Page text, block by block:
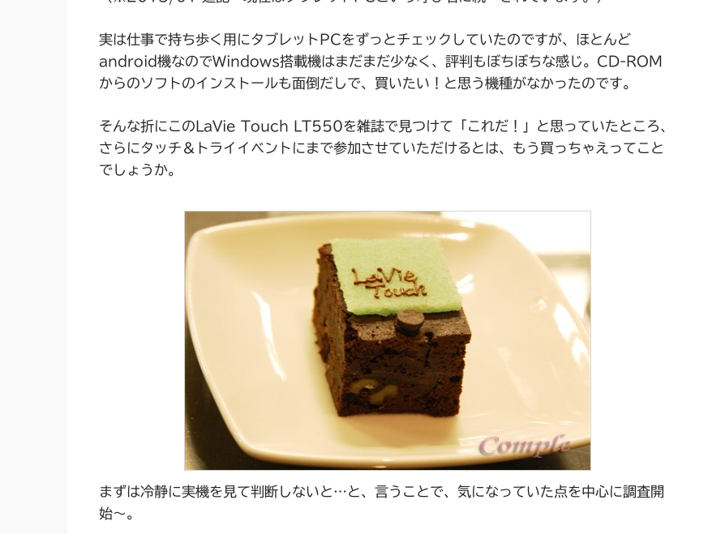
実は仕事で持ち歩く用にタブレットPCをずっとチェックしていたのですが、ほとんど
android機なのでWindows搭載機はまだまだ少なく、評判もぼちぼちな感じ。CD-ROM
からのソフトのインストールも面倒だしで、買いたい！と思う機種がなかったのです。
そんな折にこのLaVie Touch LT550を雑誌で見つけて「 これだ！
」と思っていたところ、
さらにタッチ＆トライイベントにまで参加させていただけるとは、もう買っちゃえってこと
でしょうか。
まずは冷静に実機を見て判断しないと…と、言うことで、気になっていた点を中心に調査開
始～。